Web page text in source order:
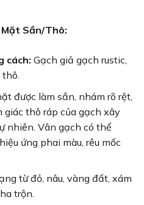
Mặt Sần/Thô:
cách: Gạch giả gạch rustic,
được làm sần, nhám rõ rệt,
giác thô ráp của gạch xây
nhiên. Vân gạch có thể
ứng phai màu, rêu mốc
từ đỏ, nâu, vàng đất, xám
trộn.